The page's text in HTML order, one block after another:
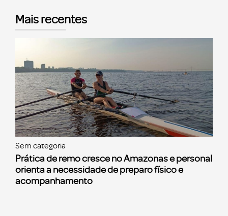
Mais recentes
Sem categoria
Prática de remo cresce no Amazonas e personal
orienta a necessidade de preparo físico e
acompanhamento